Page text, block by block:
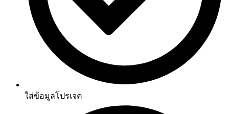
ใส่ข้อมูลโปรเจค